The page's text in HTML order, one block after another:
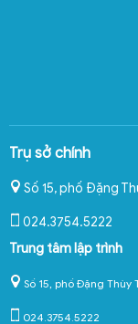
Trụ sở chính
Số 15, phố Đặng
024.3754.5222
Trung tâm lập trình
Số 15, phố Đặng
024.3754.5222